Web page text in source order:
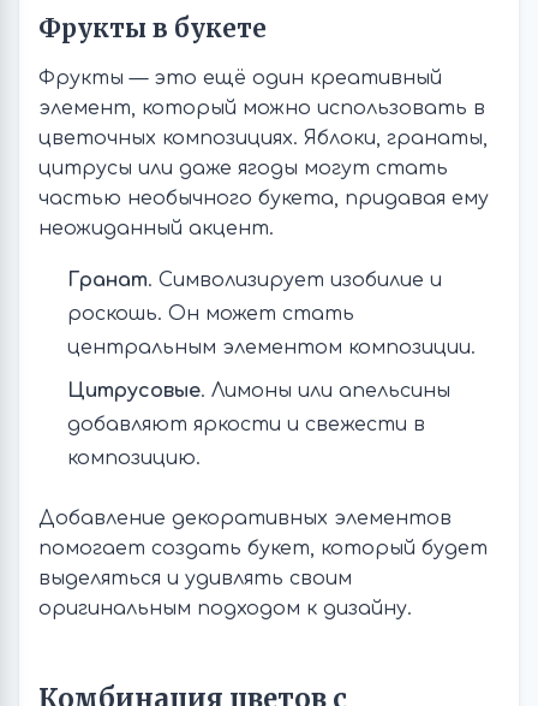
Фрукты в букете
Фрукты — это ещё один креативный
элемент, который можно использовать в
цветочных композициях. Яблоки, гранаты,
цитрусы или даже ягоды могут стать
частью необычного букета, придавая ему
неожиданный акцент.
Гранат. Символизирует изобилие и
роскошь. Он может стать
центральным элементом композиции.
Цитрусовые. Лимоны или апельсины
добавляют яркости и свежести в
композицию.
Добавление декоративных элементов
помогает создать букет, который будет
выделяться и удивлять своим
оригинальным подходом к дизайну.
Комбинация цветов с